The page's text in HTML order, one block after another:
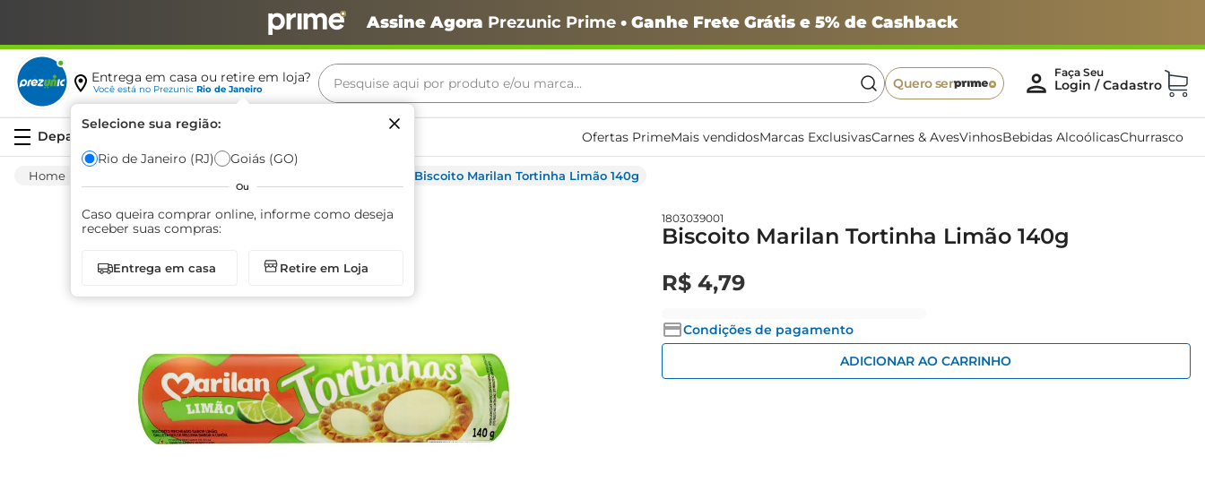
Assine Agora Prezunic Prime• Ganhe Frete Grátis e 5% de Cashback
Entrega em casa ou retire em loja?
Você está no Prezunic Rio de Janeiro
Selecione sua região:
Rio de Janeiro (RJ) Goiás (GO)
Ou
Caso queira comprar online, informe como deseja
receber suas compras:
Entrega em casa Retire em Loja
Pesquise aqui por produto e/ou marca...
Quero ser
Ofertas PrimeMais vendidosMarcas ExclusivasCarnes & AvesVinhosBebidas AlcoólicasChurrasco
Biscoito Marilan Tortinha Limão 140g
1803039001
Biscoito Marilan Tortinha Limão 140g
R$ 4,79
Condições de pagamento
ADICIONAR AO CARRINHO
Termos mais buscados
café
biscoito
iogurte
papel higiênico
cerveja